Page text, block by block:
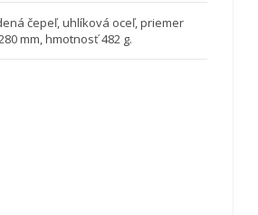
čepeľ, uhlíková oceľ, priemer
mm, hmotnosť 482 g.